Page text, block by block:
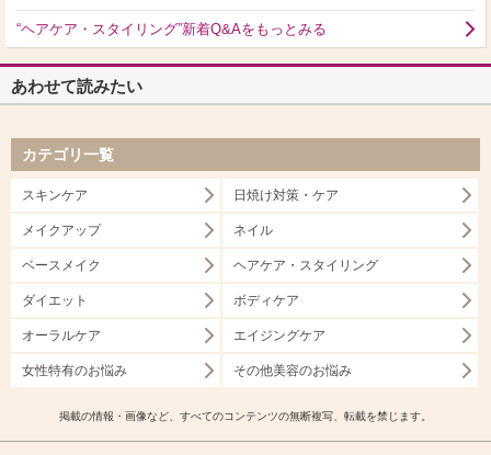
“ヘアケア・スタイリング”新着Q&Aをもっとみる
あわせて読みたい
カテゴリ一覧
スキンケア 日焼け対策・ケア
メイクアップ ネイル
ベースメイク ヘアケア・スタイリング
ダイエット ボディケア
オーラルケア エイジングケア
女性特有のお悩み その他美容のお悩み
掲載の情報・画像など、すべてのコンテンツの無断複写、転載を禁じます。